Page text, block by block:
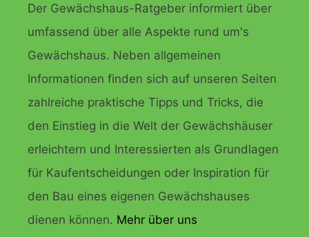
Der Gewächshaus-Ratgeber informiert über
umfassend über alle Aspekte rund um's
Gewächshaus. Neben allgemeinen
Informationen finden sich auf unseren Seiten
zahlreiche praktische Tipps und Tricks, die
den Einstieg in die Welt der Gewächshäuser
erleichtern und Interessierten als Grundlagen
für Kaufentscheidungen oder Inspiration für
den Bau eines eigenen Gewächshauses
dienen können. Mehr über uns